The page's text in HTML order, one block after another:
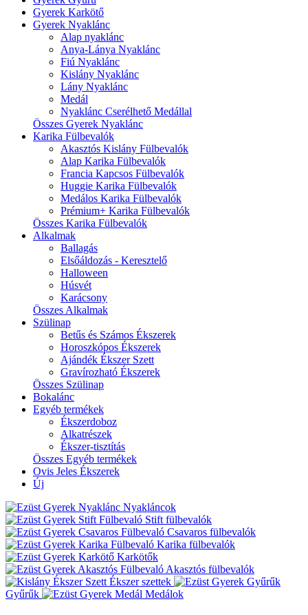
Gyerek Karkötő
Gyerek Nyaklánc
Alap nyaklánc
Anya-Lánya Nyaklánc
Fiú Nyaklánc
Kislány Nyaklánc
Lány Nyaklánc
Medál
Nyaklánc Cserélhető Medállal
Összes Gyerek Nyaklánc
Karika Fülbevalók
Akasztós Kislány Fülbevalók
Alap Karika Fülbevalók
Francia Kapcsos Fülbevalók
Huggie Karika Fülbevalók
Medálos Karika Fülbevalók
Prémium+ Karika Fülbevalók
Összes Karika Fülbevalók
Alkalmak
Ballagás
Elsőáldozás - Keresztelő
Halloween
Húsvét
Karácsony
Összes Alkalmak
Szülinap
Betűs és Számos Ékszerek
Horoszkópos Ékszerek
Ajándék Ékszer Szett
Gravírozható Ékszerek
Összes Szülinap
Bokalánc
Egyéb termékek
Ékszerdoboz
Alkatrészek
Ékszer-tisztítás
Összes Egyéb termékek
Ovis Jeles Ékszerek
Új
Nyakláncok
Stift fülbevalók
Csavaros fülbevalók
Karika fülbevalók
Karkötők
Akasztós fülbevalók
Ékszer szettek
Gyűrűk
Medálok